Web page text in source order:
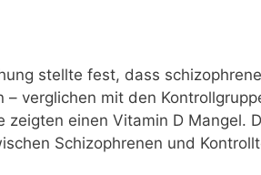
stellte fest, dass
– verglichen mit den
zeigten einen Vitamin D Mangel.
Schizophrenen und